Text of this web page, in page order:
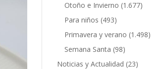
Otoño e Invierno (1.677)
Para niños (493)
Primavera y verano (1.498)
Semana Santa (98)
Noticias y Actualidad (23)